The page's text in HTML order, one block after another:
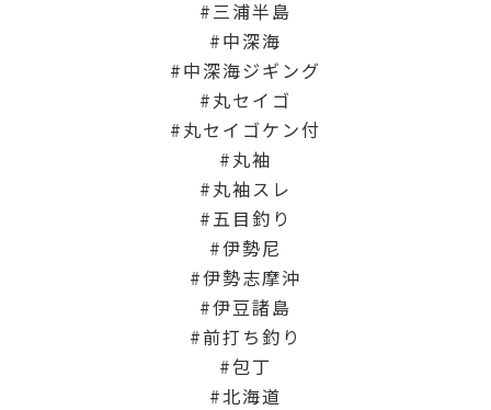
三浦半島
中深海
中深海ジギング
丸セイゴ
丸セイゴケン付
丸袖
丸袖スレ
五目釣り
伊勢尼
伊勢志摩沖
伊豆諸島
前打ち釣り
包丁
北海道